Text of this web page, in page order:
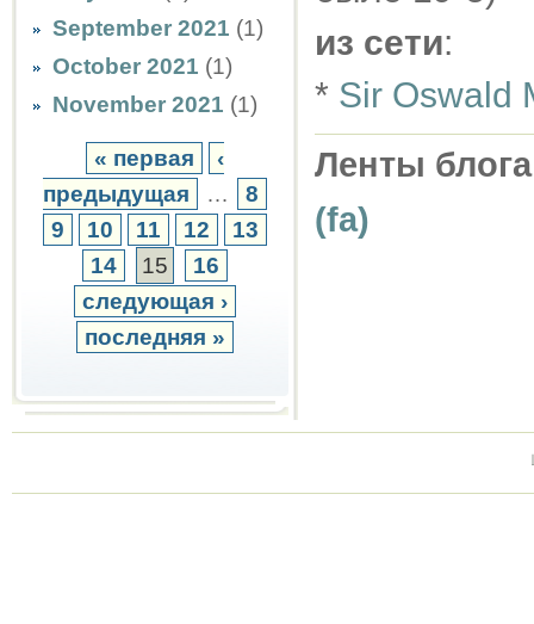
September 2021 (1)
October 2021 (1)
November 2021 (1)
« первая
‹
предыдущая
…
8
9
10 11 12
13
14
15
16
следующая ›
последняя »
из сети:
* Sir Oswald
Ленты
(fa)